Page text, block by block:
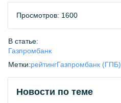
Просмотров: 1600
В статье:
Газпромбанк
Метки:рейтингГазпромбанк (ГПБ)
Новости по теме